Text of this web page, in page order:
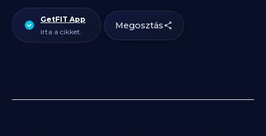
GetFIT App
írta a cikket.
Megosztás